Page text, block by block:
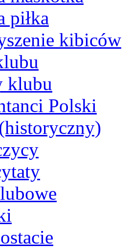
piłka
kibiców
klubu
Polski